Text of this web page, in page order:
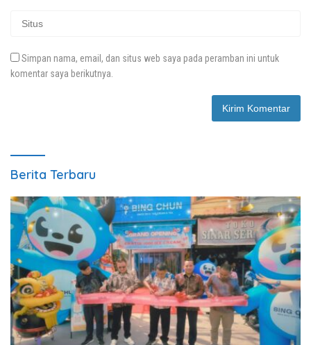
Simpan nama, email, dan situs web saya pada peramban ini untuk
komentar saya berikutnya.
Berita Terbaru